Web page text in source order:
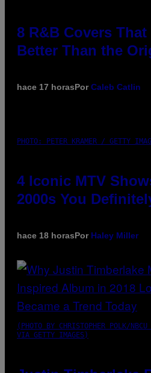
8 R&B Covers
Better Than the
hace 17 horasPorCaleb Catlin
PHOTO: PETER KRAMER / GETTY
4 Iconic MTV
2000s You
hace 18 horasPor Haley Miller
(PHOTO BY CHRISTOPHER POLK/
VIA GETTY IMAGES)